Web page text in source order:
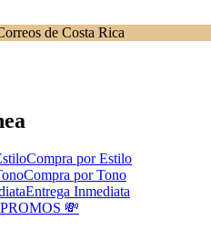
de Costa Rica
Compra por Estilo
Compra por Tono
Entrega Inmediata
PROMOS 💸